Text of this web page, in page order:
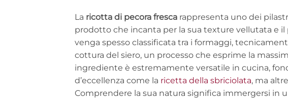
La ricotta di pecora fresca rappresenta uno dei
prodotto che incanta per la sua texture vellutata e
venga spesso classificata tra i formaggi,
cottura del siero, un processo che esprime la
ingrediente è estremamente versatile in cucina,
d’eccellenza come la ricetta della sbriciolata, ma
Comprendere la sua natura significa immergersi in